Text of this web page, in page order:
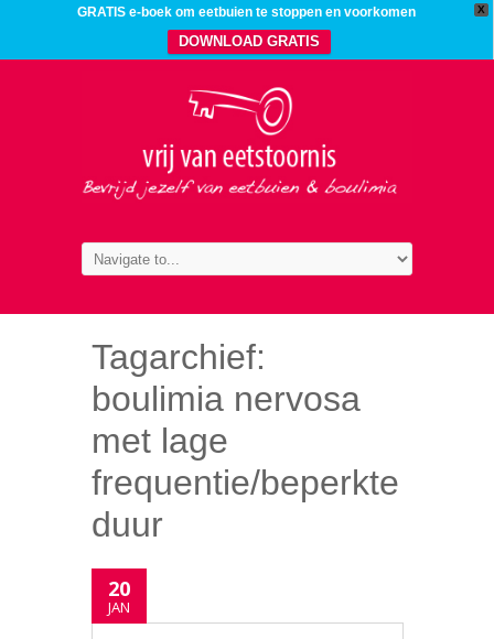
X
GRATIS e-boek om eetbuien te stoppen en voorkomen
DOWNLOAD GRATIS
Tagarchief:
boulimia nervosa
met lage
frequentie/beperkte
duur
20
JAN